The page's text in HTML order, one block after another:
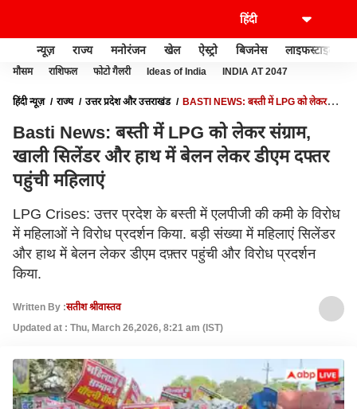
न्यूज़ राज्य मनोरंजन खेल ऐस्ट्रो बिजनेस लाइफस्टाइल
मौसम राशिफल फोटो गैलरी Ideas of India INDIA AT 2047
हिंदी न्यूज़ राज्य उत्तर प्रदेश और उत्तराखंड
BASTI NEWS: बस्ती में LPG को लेकर
Basti News: बस्ती में LPG को लेकर संग्राम,
खाली सिलेंडर और हाथ में बेलन लेकर डीएम दफ्तर
पहुंची महिलाएं
LPG Crises: उत्तर प्रदेश के बस्ती में एलपीजी की कमी के विरोध
में महिलाओं ने विरोध प्रदर्शन किया. बड़ी संख्या में महिलाएं सिलेंडर
और हाथ में बेलन लेकर डीएम दफ़्तर पहुंची और विरोध प्रदर्शन
किया.
Written By :सतीश श्रीवास्तव
Updated at : Thu, March 26,2026, 8:21 am (IST)